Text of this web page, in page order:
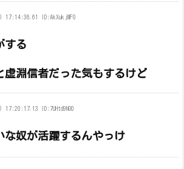
17:14:36.61 ID:AkXukjMF0
する
虚淵信者だった気もするけど
ID:7UHtd9NO0
な奴が活躍するんやっけ